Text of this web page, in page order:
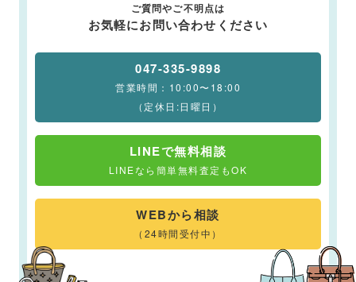
ご質問やご不明点は
お気軽にお問い合わせください
047-335-9898
営業時間：10:00〜18:00
（定休日:日曜日）
LINEで無料相談
LINEなら簡単無料査定もOK
WEBから相談
（24時間受付中）